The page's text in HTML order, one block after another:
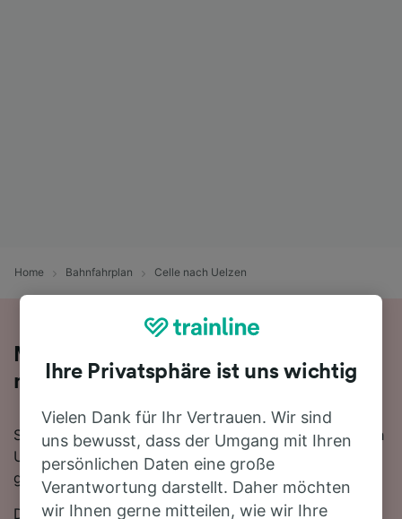
Home Bahnfahrplan Celle nach Uelzen
Mit dem Zug in 20 Minuten von Celle
nach Uelzen
Sie denken darüber nach, für Ihre Reise von Celle nach
Uelzen den Zug zu nehmen? Bei uns sind Sie
goldrichtig!
Die schnellste Fahrtzeit, um die 51 km von Celle nach
Ihre Privatsphäre ist uns wichtig
Vielen Dank für Ihr Vertrauen. Wir sind
uns bewusst, dass der Umgang mit Ihren
persönlichen Daten eine große
Verantwortung darstellt. Daher möchten
wir Ihnen gerne mitteilen, wie wir Ihre